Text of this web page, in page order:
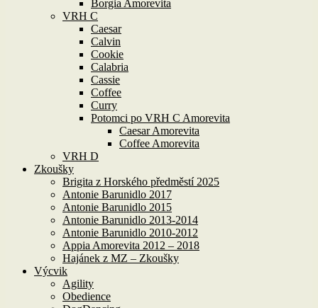
Borgia Amorevita
VRH C
Caesar
Calvin
Cookie
Calabria
Cassie
Coffee
Curry
Potomci po VRH C Amorevita
Caesar Amorevita
Coffee Amorevita
VRH D
Zkoušky
Brigita z Horského předměstí 2025
Antonie Barunidlo 2017
Antonie Barunidlo 2015
Antonie Barunidlo 2013-2014
Antonie Barunidlo 2010-2012
Appia Amorevita 2012 – 2018
Hajánek z MZ – Zkoušky
Výcvik
Agility
Obedience